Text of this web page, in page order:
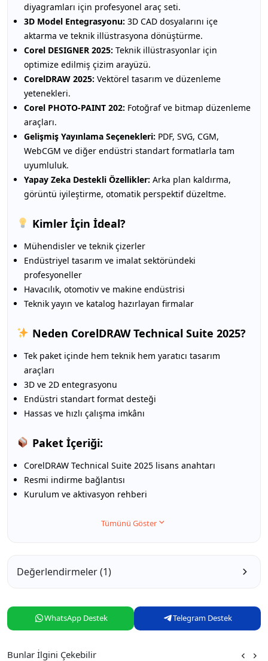
diyagramları için profesyonel araç seti.
3D Model Entegrasyonu: 3D CAD dosyalarını içe
aktarma ve teknik illüstrasyona dönüştürme.
Corel DESIGNER 2025: Teknik illüstrasyonlar için
optimize edilmiş çizim arayüzü.
CorelDRAW 2025: Vektörel tasarım ve düzenleme
yetenekleri.
Corel PHOTO-PAINT 202: Fotoğraf ve bitmap düzenleme
araçları.
Gelişmiş Yayınlama Seçenekleri: PDF, SVG, CGM,
WebCGM ve diğer endüstri standart formatlarla tam
uyumluluk.
Yapay Zeka Destekli Özellikler: Arka plan kaldırma,
görüntü iyileştirme, otomatik perspektif düzeltme.
Kimler İçin İdeal?
Mühendisler ve teknik çizerler
Endüstriyel tasarım ve imalat sektöründeki
profesyoneller
Havacılık, otomotiv ve makine endüstrisi
Teknik yayın ve katalog hazırlayan firmalar
Neden CorelDRAW Technical Suite 2025?
Tek paket içinde hem teknik hem yaratıcı tasarım
araçları
3D ve 2D entegrasyonu
Endüstri standart format desteği
Hassas ve hızlı çalışma imkânı
Paket İçeriği:
CorelDRAW Technical Suite 2025 lisans anahtarı
Resmi indirme bağlantısı
Kurulum ve aktivasyon rehberi
Tümünü Göster
Değerlendirmeler (1)
WhatsApp Destek Telegram Destek
Bunlar İlgini Çekebilir